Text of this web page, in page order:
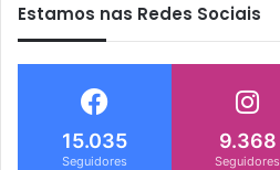
Estamos nas Redes Sociais
15.035
Seguidores
9.368
Seguidores